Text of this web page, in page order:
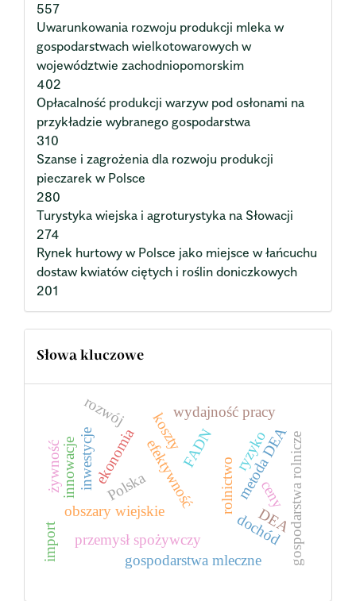
557
Uwarunkowania rozwoju produkcji mleka w
gospodarstwach wielkotowarowych w
województwie zachodniopomorskim
402
Opłacalność produkcji warzyw pod osłonami na
przykładzie wybranego gospodarstwa
310
Szanse i zagrożenia dla rozwoju produkcji
pieczarek w Polsce
280
Turystyka wiejska i agroturystyka na Słowacji
274
Rynek hurtowy w Polsce jako miejsce w łańcuchu
dostaw kwiatów ciętych i roślin doniczkowych
201
Słowa kluczowe
rolnictwo
efektywność
gospodarstwa mleczne
obszary wiejskie
Polska
inwestycje metoda DEA
ekonomia
przemysł spożywczy
ceny
FADN
koszty
dochód
wydajność pracy
gospodarstwa rolnicze
rozwój
ryzyko
innowacje
żywność
DEA
import